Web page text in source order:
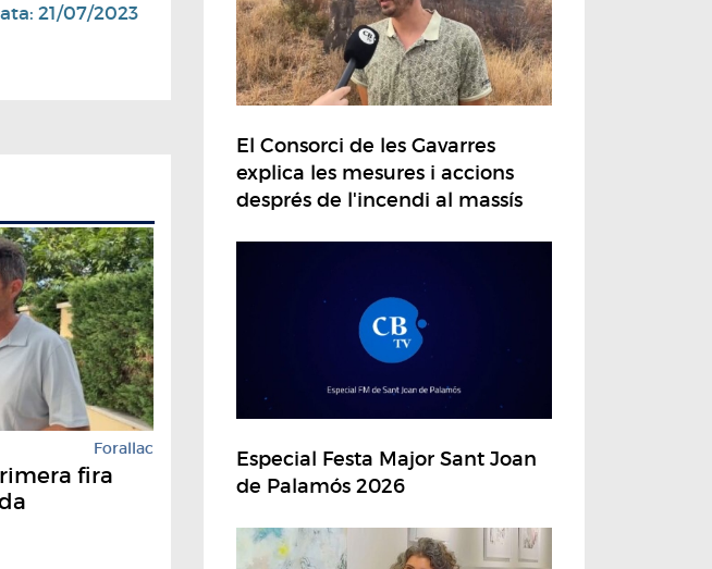
21/07/2023
Forallac
fira
El Consorci de les Gavarres
explica les mesures i accions
després de l'incendi al massís
Especial Festa Major Sant Joan
de Palamós 2026